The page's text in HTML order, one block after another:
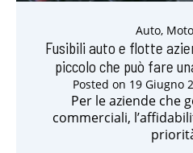
Auto,
Fusibili auto e flotte
piccolo che può fare
Posted on 19 Giugno
Per le aziende che
commerciali,